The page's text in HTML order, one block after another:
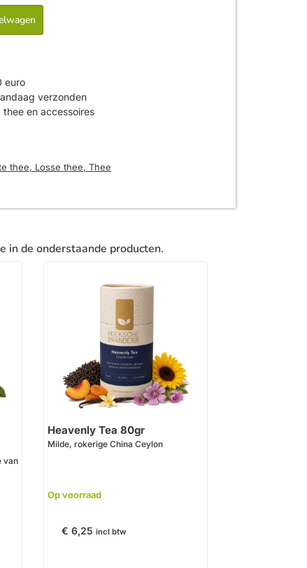
euro
verzonden
en accessoires
thee, Losse thee, Thee
in de onderstaande producten.
van
Heavenly Tea 80gr
Milde, rokerige China Ceylon
Op voorraad
€ 6,25 incl btw